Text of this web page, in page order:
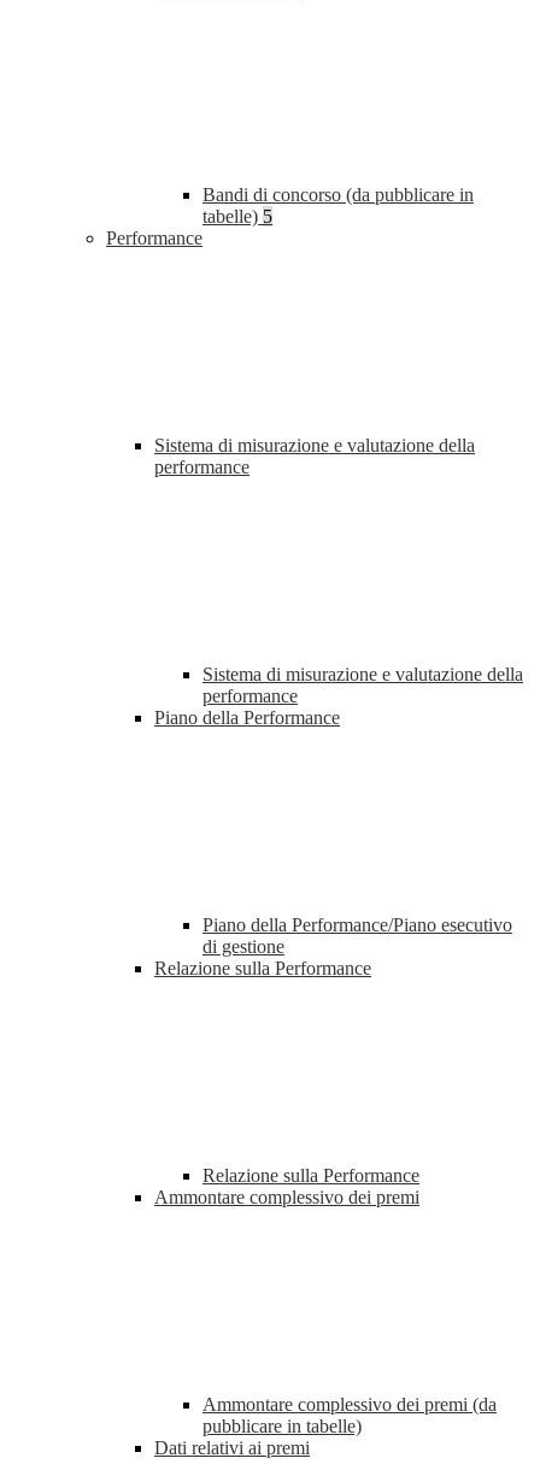
Bandi di concorso (da pubblicare in
tabelle) 5
Performance
Sistema di misurazione e valutazione della
performance
Sistema di misurazione e valutazione della
performance
Piano della Performance
Piano della Performance/Piano esecutivo
di gestione
Relazione sulla Performance
Relazione sulla Performance
Ammontare complessivo dei premi
Ammontare complessivo dei premi (da
pubblicare in tabelle)
Dati relativi ai premi